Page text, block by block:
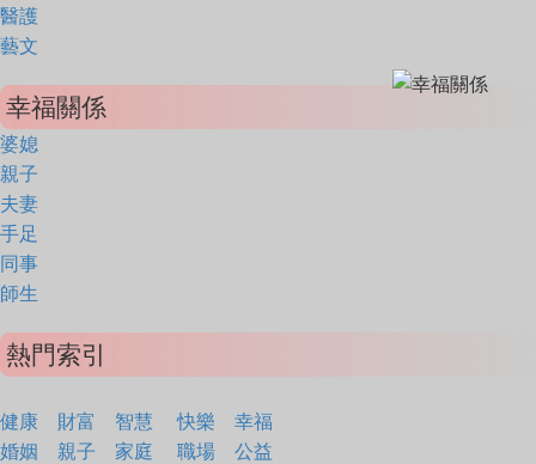
醫護
藝文
幸福關係
婆媳
親子
夫妻
手足
同事
師生
熱門索引
健康 財富 智慧 快樂
幸福
婚姻
親子 家庭 職場 公益